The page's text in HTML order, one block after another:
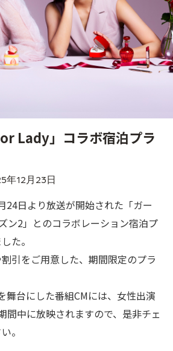
Lady」コラボ宿泊プラ
年12月23日
24日より放送が開始された「ガー
ン2」とのコラボレーション宿泊プ
た。
引をご用意した、期間限定のプラ
舞台にした番組CMには、女性出演
間中に放映されますので、是非チェ
。